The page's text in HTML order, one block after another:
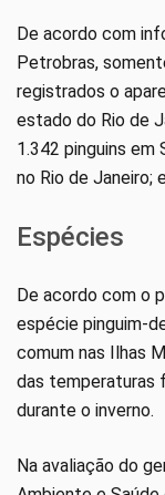
De acordo com
Petrobras,
registrados o
estado do Rio de
1.342 pinguins em
no Rio de Janeiro;
Espécies
De acordo com o
espécie pinguim-
comum nas Ilhas
das temperaturas
durante o inverno.
Na avaliação do